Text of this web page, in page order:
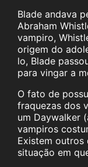
Blade andava
Abraham
vampiro,
origem do
lo, Blade
para vingar a
O fato de
fraquezas dos
um Daywalker
vampiros
Existem outros
situação em